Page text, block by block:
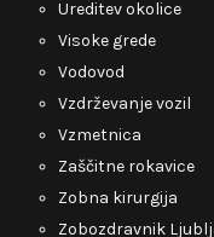
Ureditev okolice
Visoke grede
Vodovod
Vzdrževanje vozil
Vzmetnica
Zaščitne rokavice
Zobna kirurgija
Zobozdravnik